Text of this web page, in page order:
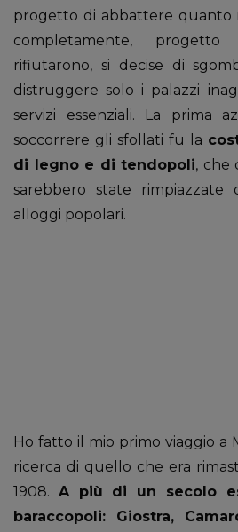
progetto di abbattere quanto
completamente,
rifiutarono, si decise di
distruggere solo i palazzi
servizi essenziali. La prima
soccorrere gli sfollati fu la
di legno e di tendopoli, che
sarebbero state rimpiazzate
alloggi popolari.
Ho fatto il mio primo viaggio a
ricerca di quello che era
1908. A più di un secolo
baraccopoli: Giostra,